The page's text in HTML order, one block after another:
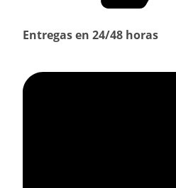
Entregas en 24/48 horas